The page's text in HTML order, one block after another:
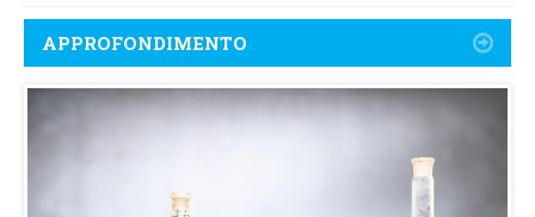
APPROFONDIMENTO